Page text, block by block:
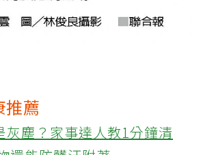
推薦
灰塵？家事達人教1分鐘清